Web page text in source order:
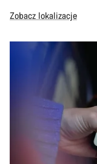
Zobacz lokalizacje